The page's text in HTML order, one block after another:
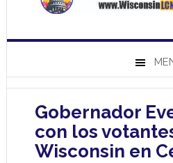
Gobernador
con los
Wisconsin en